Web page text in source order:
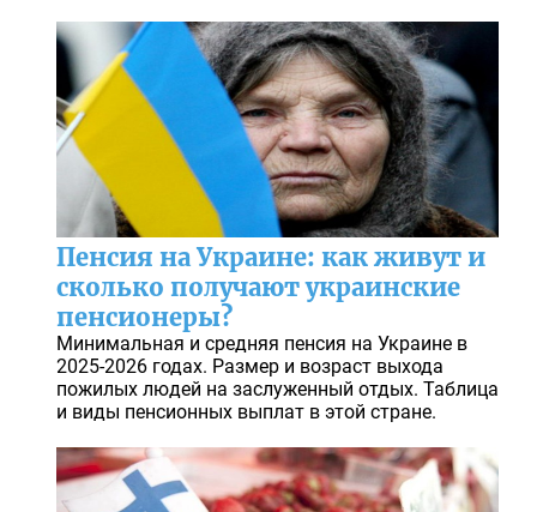
Пенсия на Украине: как живут и
сколько получают украинские
пенсионеры?
Минимальная и средняя пенсия на Украине в
2025-2026 годах. Размер и возраст выхода
пожилых людей на заслуженный отдых. Таблица
и виды пенсионных выплат в этой стране.